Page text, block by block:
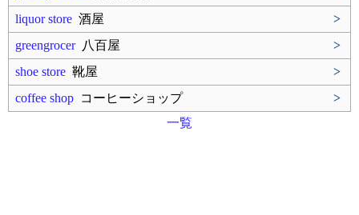
liquor store 酒屋
>
greengrocer八百屋
>
shoe store 靴屋
>
coffee shop コーヒーショップ
>
一覧